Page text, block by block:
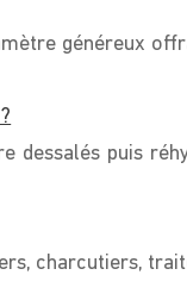
généreux
puis
charcutiers,